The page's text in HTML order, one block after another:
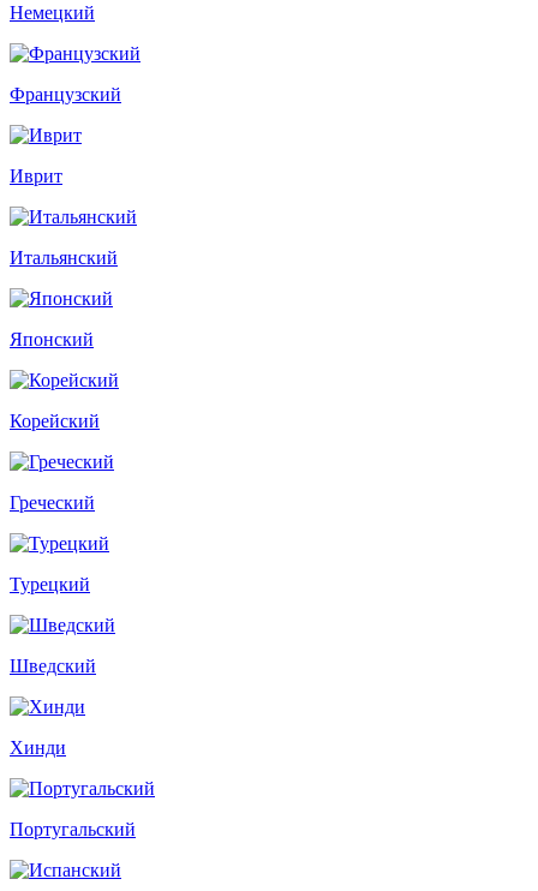
Немецкий
Французский
Иврит
Итальянский
Японский
Корейский
Греческий
Турецкий
Шведский
Хинди
Португальский